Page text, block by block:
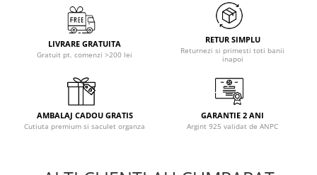
LIVRARE GRATUITA
Gratuit pt. comenzi >200 lei
RETUR SIMPLU
Returnezi si primesti toti banii
inapoi
AMBALAJ CADOU GRATIS
Cutiuta premium si saculet organza
GARANTIE 2 ANI
Argint 925 validat de ANPC